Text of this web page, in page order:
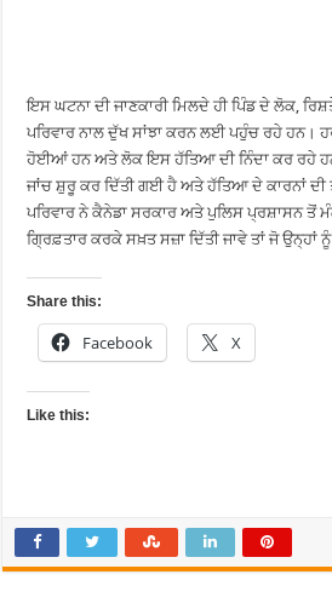
ਇਸ ਘਟਨਾ ਦੀ ਜਾਣਕਾਰੀ ਮਿਲਦੇ ਹੀ ਪਿੰਡ ਦੇ ਲੋਕ,
ਪਰਿਵਾਰ ਨਾਲ ਦੁੱਖ ਸਾਂਝਾ ਕਰਨ ਲਈ ਪਹੁੰਚ ਰਹੇ ਹਨ।
ਹੋਈਆਂ ਹਨ ਅਤੇ ਲੋਕ ਇਸ ਹੱਤਿਆ ਦੀ ਨਿੰਦਾ ਕਰ ਰਹੇ
ਜਾਂਚ ਸ਼ੁਰੂ ਕਰ ਦਿੱਤੀ ਗਈ ਹੈ ਅਤੇ ਹੱਤਿਆ ਦੇ ਕਾਰਨਾਂ ਦੀ
ਪਰਿਵਾਰ ਨੇ ਕੈਨੇਡਾ ਸਰਕਾਰ ਅਤੇ ਪੁਲਿਸ ਪ੍ਰਸ਼ਾਸਨ ਤੋਂ
ਗ੍ਰਿਫ਼ਤਾਰ ਕਰਕੇ ਸਖ਼ਤ ਸਜ਼ਾ ਦਿੱਤੀ ਜਾਵੇ ਤਾਂ ਜੋ ਉਨ੍ਹਾਂ
Share this:
Facebook X
Like this: